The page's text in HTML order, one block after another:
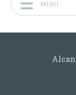
MENU